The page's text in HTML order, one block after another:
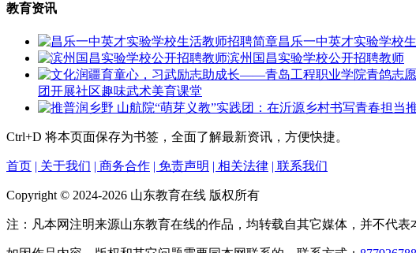
教育资讯
昌乐一中英才实验学校
滨州国昌实验学校公开招聘教师
团开展社区趣味武术美育课堂
Ctrl+D 将本页面保存为书签，全面了解最新资讯，方便快捷。
首页 | 关于我们 | 商务合作 | 免责声明 | 相关法律 | 联系我们
Copyright © 2024-2026 山东教育在线 版权所有
注：凡本网注明来源山东教育在线的作品，均转载自其它媒体，并不代表